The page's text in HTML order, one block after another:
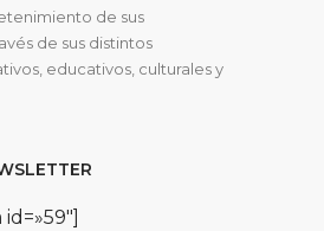
de sus
de sus distintos
educativos, culturales y